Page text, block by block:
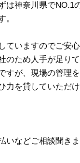
は神奈川県でNO.1
。
ていますのでご安心
のため人手が足りて
すが、現場の管理
力を貸していただ
いなどご相談聞きま